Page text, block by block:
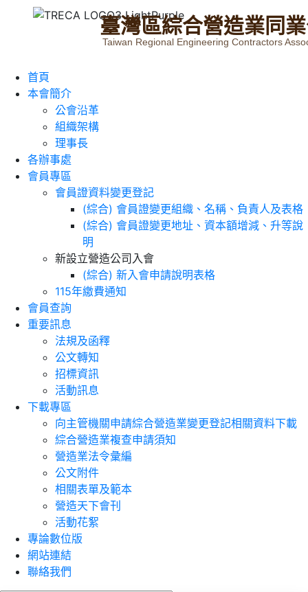
臺灣區綜合營造業同業
Taiwan Regional Engineering Contractors
首頁
本會簡介
公會沿革
組織架構
理事長
各辦事處
會員專區
會員證資料變更登記
(綜合) 會員證變更組織、名稱、負責人及表格
(綜合) 會員證變更地址、資本額增減、升等說
明
新設立營造公司入會
(綜合) 新入會申請說明表格
115年繳費通知
會員查詢
重要訊息
法規及函釋
公文轉知
招標資訊
活動訊息
下載專區
向主管機關申請綜合營造業變更登記相關資料下載
綜合營造業複查申請須知
營造業法令彙編
公文附件
相關表單及範本
營造天下會刊
活動花絮
專論數位版
網站連結
聯絡我們